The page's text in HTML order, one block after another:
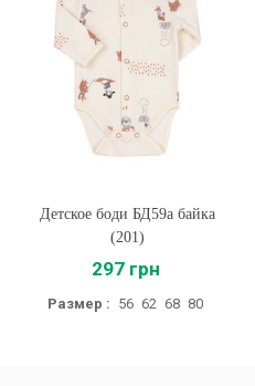
Детское боди БД59а байка
(201)
297 грн
Размер : 56 62 68 80